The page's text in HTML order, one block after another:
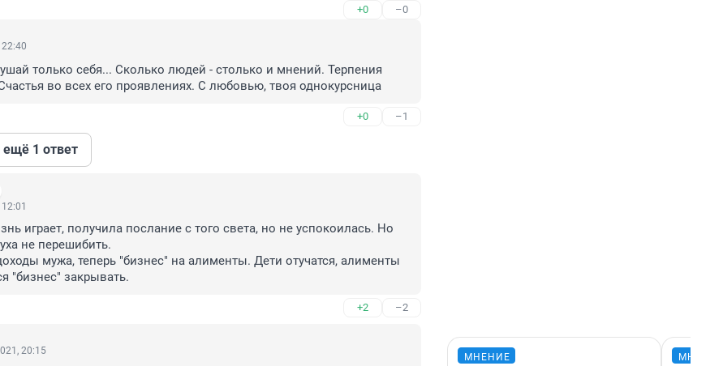
+0 –0
только себя... Сколько людей - столько и мнений. Терпения
во всех его проявлениях. С любовью, твоя однокурсница
+0 –1
ещё 1 ответ
играет, получила послание с того света, но не успокоилась. Но
не перешибить.
мужа, теперь "бизнес" на алименты. Дети отучатся, алименты
"бизнес" закрывать.
+2 –2
20:15
МНЕНИЕ